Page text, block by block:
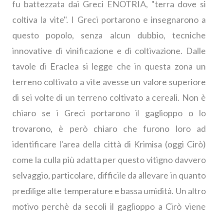
fu battezzata dai Greci ENOTRIA, "terra dove si
coltiva la vite". I Greci portarono e insegnarono a
questo popolo, senza alcun dubbio, tecniche
innovative di vinificazione e di coltivazione. Dalle
tavole di Eraclea si legge che in questa zona un
terreno coltivato a vite avesse un valore superiore
di sei volte di un terreno coltivato a cereali. Non è
chiaro se i Greci portarono il gaglioppo o lo
trovarono, è però chiaro che furono loro ad
identificare l'area della città di Krimisa (oggi Cirò)
come la culla più adatta per questo vitigno davvero
selvaggio, particolare, difficile da allevare in quanto
predilige alte temperature e bassa umidità. Un altro
motivo perchè da secoli il gaglioppo a Cirò viene